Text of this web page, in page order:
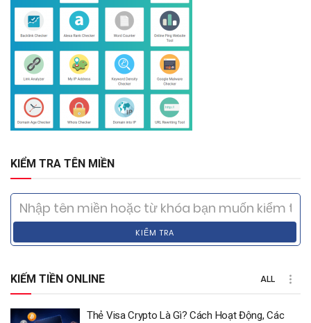
KIỂM TRA TÊN MIỀN
KIỂM TRA
KIẾM TIỀN ONLINE ALL
Thẻ Visa Crypto Là Gì? Cách Hoạt Động, Các